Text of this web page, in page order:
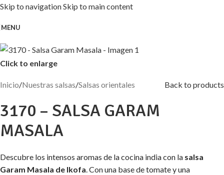
Skip to navigationSkip to main content
MENU
Click to enlarge
Inicio/Nuestras salsas/Salsas orientales Back to products
3170 – SALSA GARAM
MASALA
Descubre los intensos aromas de la cocina india con la salsa
Garam Masala de Ikofa. Con una base de tomate y una